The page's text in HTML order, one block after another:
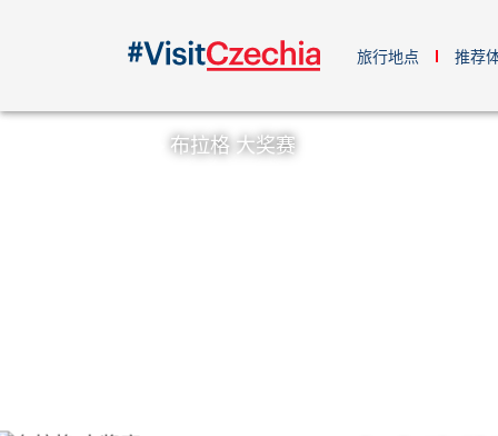
旅行地点 推荐
布拉格 大奖赛